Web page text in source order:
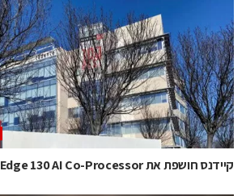
קיידנס חושפת את Tensilica NeuroEdge 130 AI Co-Processor